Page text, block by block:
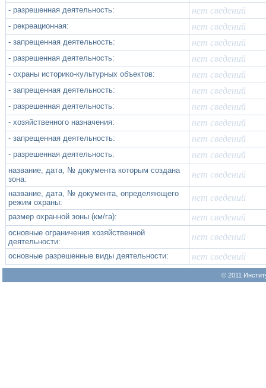
- разрешенная деятельность: нет сведений
- рекреационная: нет сведений
- запрещенная деятельность: нет сведений
- разрешенная деятельность: нет сведений
- охраны историко-культурных объектов: нет сведений
- запрещенная деятельность: нет сведений
- разрешенная деятельность: нет сведений
- хозяйственного назначения: нет сведений
- запрещенная деятельность: нет сведений
- разрешенная деятельность: нет сведений
название, дата, № документа которым создана
зона:
нет сведений
название, дата, № документа, определяющего
режим охраны:
нет сведений
размер охранной зоны (км/га): нет сведений
основные ограничения хозяйственной
деятельности:
нет сведений
основные разрешенные виды деятельности: нет сведений
© 2011